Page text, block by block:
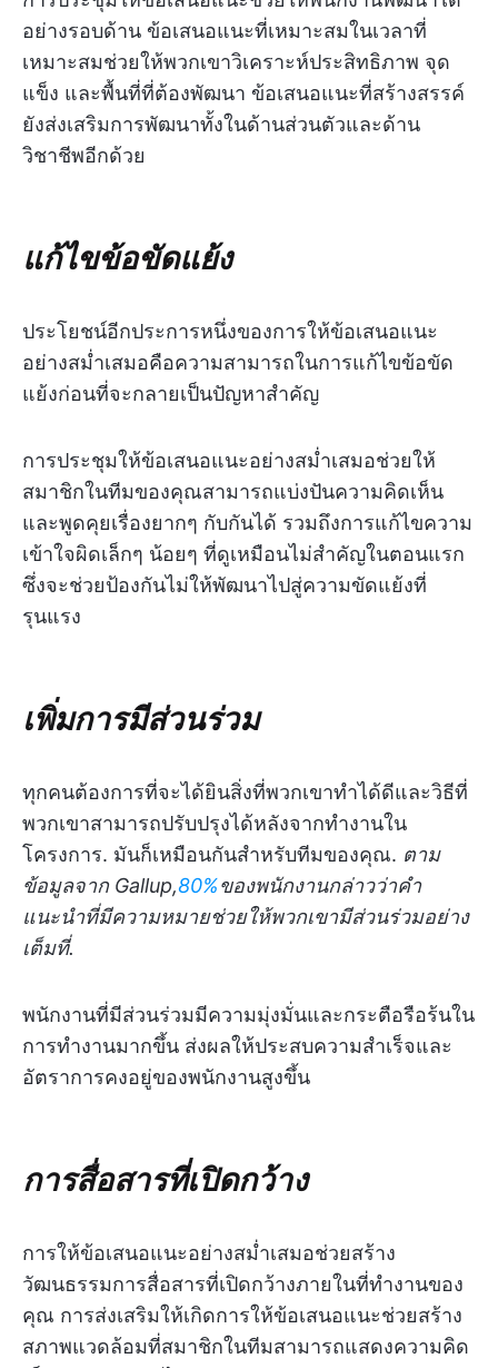
อย่างรอบด้าน ข้อเสนอแนะที่เหมาะสมในเวลาที่
เหมาะสมช่วยให้พวกเขาวิเคราะห์ประสิทธิภาพ จุด
แข็ง และพื้นที่ที่ต้องพัฒนา ข้อเสนอแนะที่สร้างสรรค์
ยังส่งเสริมการพัฒนาทั้งในด้านส่วนตัวและด้าน
วิชาชีพอีกด้วย
แก้ไขข้อขัดแย้ง
ประโยชน์อีกประการหนึ่งของการให้ข้อเสนอแนะ
อย่างสม่ำเสมอคือความสามารถในการแก้ไขข้อขัด
แย้งก่อนที่จะกลายเป็นปัญหาสำคัญ
การประชุมให้ข้อเสนอแนะอย่างสม่ำเสมอช่วยให้
สมาชิกในทีมของคุณสามารถแบ่งปันความคิดเห็น
และพูดคุยเรื่องยากๆ กับกันได้ รวมถึงการแก้ไขความ
เข้าใจผิดเล็กๆ น้อยๆ ที่ดูเหมือนไม่สำคัญในตอนแรก
ซึ่งจะช่วยป้องกันไม่ให้พัฒนาไปสู่ความขัดแย้งที่
รุนแรง
เพิ่มการมีส่วนร่วม
ทุกคนต้องการที่จะได้ยินสิ่งที่พวกเขาทำได้ดีและวิธีที่
พวกเขาสามารถปรับปรุงได้หลังจากทำงานใน
โครงการ. มันก็เหมือนกันสำหรับทีมของคุณ. ตาม
ข้อมูลจาก Gallup,80%ของพนักงานกล่าวว่าคำ
แนะนำที่มีความหมายช่วยให้พวกเขามีส่วนร่วมอย่าง
เต็มที่.
พนักงานที่มีส่วนร่วมมีความมุ่งมั่นและกระตือรือร้นใน
การทำงานมากขึ้น ส่งผลให้ประสบความสำเร็จและ
อัตราการคงอยู่ของพนักงานสูงขึ้น
การสื่อสารที่เปิดกว้าง
การให้ข้อเสนอแนะอย่างสม่ำเสมอช่วยสร้าง
วัฒนธรรมการสื่อสารที่เปิดกว้างภายในที่ทำงานของ
คุณ การส่งเสริมให้เกิดการให้ข้อเสนอแนะช่วยสร้าง
สภาพแวดล้อมที่สมาชิกในทีมสามารถแสดงความคิด